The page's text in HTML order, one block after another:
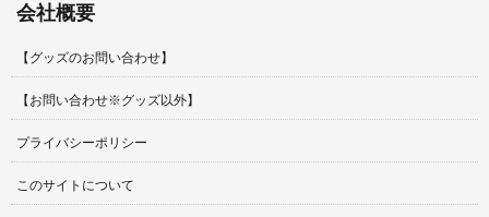
会社概要
【グッズのお問い合わせ】
【お問い合わせ※グッズ以外】
プライバシーポリシー
このサイトについて